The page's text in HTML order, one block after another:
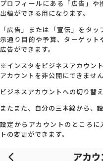
プロフィールにある「広告」
出稿ができる用になります。
「広告」または「宣伝」をタ
示通り目的や予算、ターゲット
広告ができます。
※インスタをビジネスアカウン
アカウントを非公開にできません
ビジネスアカウントへの切り替
またまた、自分の三本線から、
設定からアカウントのところに
トの変更ができます。